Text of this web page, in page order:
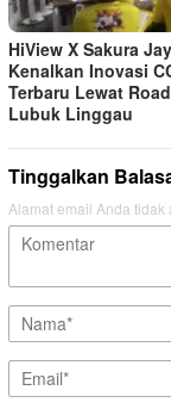
HiView X Sakura
Kenalkan Inovasi
Terbaru Lewat
Lubuk Linggau
Tinggalkan
Alamat email Anda tidak